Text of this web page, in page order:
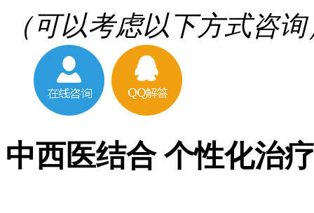
（可以考虑以下方式咨询
中西医结合 个性化治